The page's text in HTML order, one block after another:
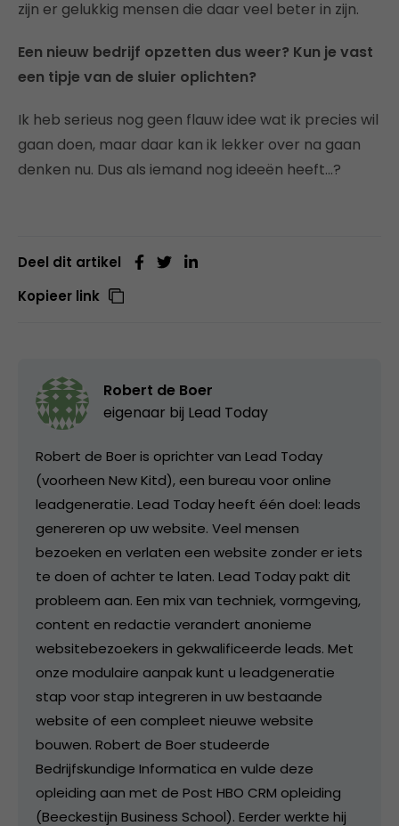
zijn er gelukkig mensen die daar veel beter in zijn.
Een nieuw bedrijf opzetten dus weer? Kun je vast
een tipje van de sluier oplichten?
Ik heb serieus nog geen flauw idee wat ik precies wil
gaan doen, maar daar kan ik lekker over na gaan
denken nu. Dus als iemand nog ideeën heeft…?
Deel dit artikel
Kopieer link
Robert de Boer
eigenaar bij Lead Today
Robert de Boer is oprichter van Lead Today
(voorheen New Kitd), een bureau voor online
leadgeneratie. Lead Today heeft één doel: leads
genereren op uw website. Veel mensen
bezoeken en verlaten een website zonder er iets
te doen of achter te laten. Lead Today pakt dit
probleem aan. Een mix van techniek, vormgeving,
content en redactie verandert anonieme
websitebezoekers in gekwalificeerde leads. Met
onze modulaire aanpak kunt u leadgeneratie
stap voor stap integreren in uw bestaande
website of een compleet nieuwe website
bouwen. Robert de Boer studeerde
Bedrijfskundige Informatica en vulde deze
opleiding aan met de Post HBO CRM opleiding
(Beeckestijn Business School). Eerder werkte hij